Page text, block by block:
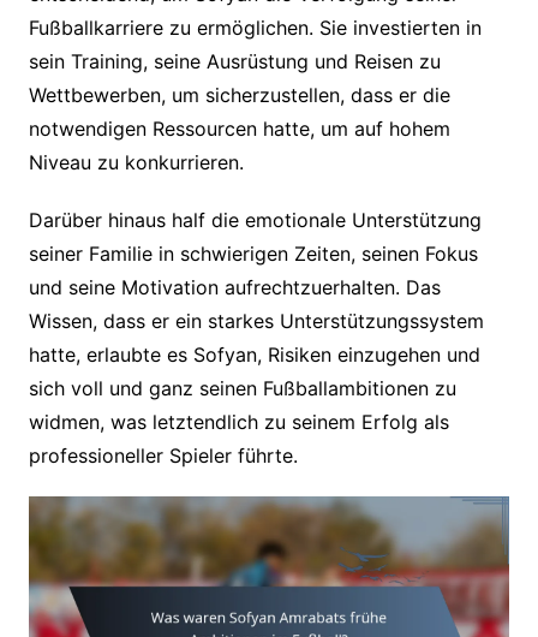
Fußballkarriere zu ermöglichen. Sie investierten in
sein Training, seine Ausrüstung und Reisen zu
Wettbewerben, um sicherzustellen, dass er die
notwendigen Ressourcen hatte, um auf hohem
Niveau zu konkurrieren.
Darüber hinaus half die emotionale Unterstützung
seiner Familie in schwierigen Zeiten, seinen Fokus
und seine Motivation aufrechtzuerhalten. Das
Wissen, dass er ein starkes Unterstützungssystem
hatte, erlaubte es Sofyan, Risiken einzugehen und
sich voll und ganz seinen Fußballambitionen zu
widmen, was letztendlich zu seinem Erfolg als
professioneller Spieler führte.